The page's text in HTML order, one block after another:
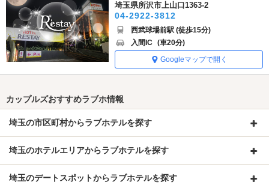
埼玉県所沢市上山口1363-2
04-2922-3812
西武球場前駅 (徒歩15分)
入間IC (車20分)
Googleマップで開く
カップルズおすすめラブホ情報
埼玉の市区町村からラブホテルを探す
埼玉のホテルエリアからラブホテルを探す
埼玉のデートスポットからラブホテルを探す